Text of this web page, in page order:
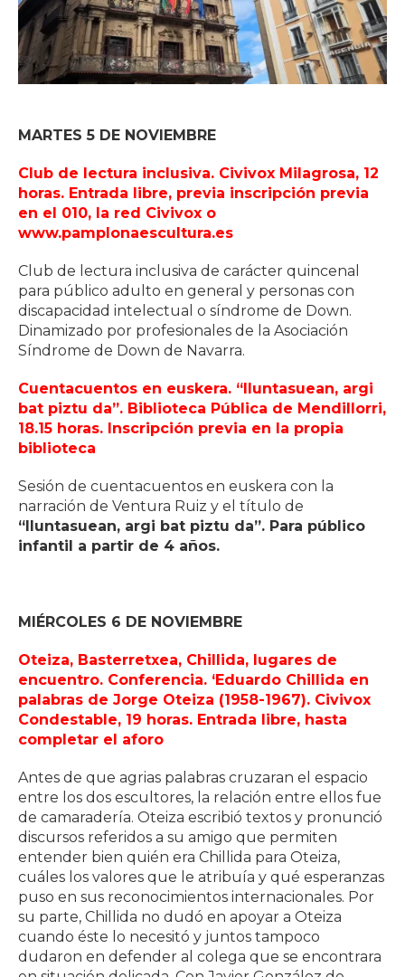
MARTES 5 DE NOVIEMBRE
Club de lectura inclusiva. Civivox Milagrosa, 12
horas. Entrada libre, previa inscripción previa
en el 010, la red Civivox o
www.pamplonaescultura.es
Club de lectura inclusiva de carácter quincenal
para público adulto en general y personas con
discapacidad intelectual o síndrome de Down.
Dinamizado por profesionales de la Asociación
Síndrome de Down de Navarra.
Cuentacuentos en euskera. “Iluntasuean, argi
bat piztu da”. Biblioteca Pública de Mendillorri,
18.15 horas. Inscripción previa en la propia
biblioteca
Sesión de cuentacuentos en euskera con la
narración de Ventura Ruiz y el título de
“Iluntasuean, argi bat piztu da”. Para público
infantil a partir de 4 años.
MIÉRCOLES 6 DE NOVIEMBRE
Oteiza, Basterretxea, Chillida, lugares de
encuentro. Conferencia. ‘Eduardo Chillida en
palabras de Jorge Oteiza (1958-1967). Civivox
Condestable, 19 horas. Entrada libre, hasta
completar el aforo
Antes de que agrias palabras cruzaran el espacio
entre los dos escultores, la relación entre ellos fue
de camaradería. Oteiza escribió textos y pronunció
discursos referidos a su amigo que permiten
entender bien quién era Chillida para Oteiza,
cuáles los valores que le atribuía y qué esperanzas
puso en sus reconocimientos internacionales. Por
su parte, Chillida no dudó en apoyar a Oteiza
cuando éste lo necesitó y juntos tampoco
dudaron en defender al colega que se encontrara